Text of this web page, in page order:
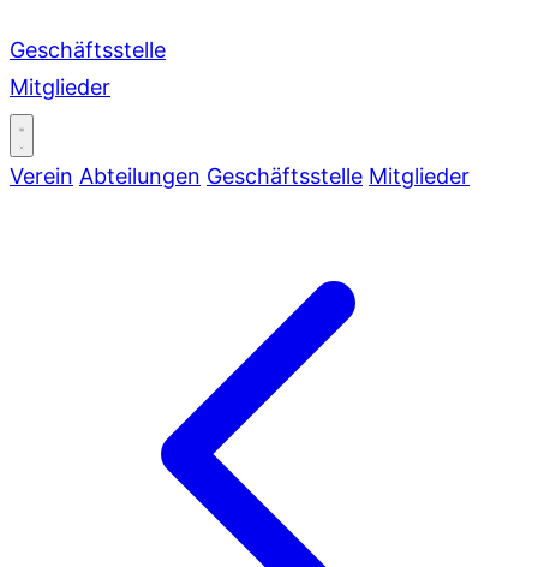
Geschäftsstelle
Mitglieder
Verein Abteilungen Geschäftsstelle Mitglieder